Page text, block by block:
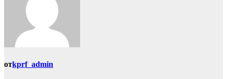
отkprf_admin